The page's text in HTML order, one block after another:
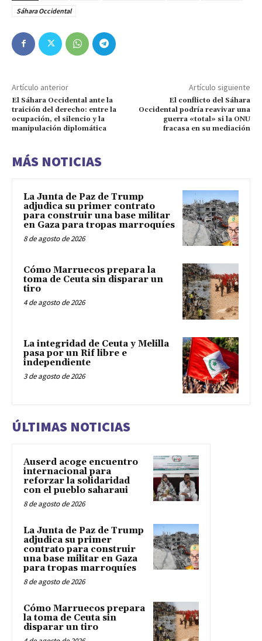
Sáhara Occidental
Artículo anterior
El Sáhara Occidental ante la
traición del derecho: entre la
ocupación, el silencio y la
manipulación diplomática
Artículo siguiente
El conflicto del Sáhara
Occidental podría reavivar una
guerra «total» si la ONU
fracasa en su mediación
MÁS NOTICIAS
La Junta de Paz de Trump
adjudica su primer contrato
para construir una base militar
en Gaza para tropas marroquíes
8 de agosto de 2026
Cómo Marruecos prepara la
toma de Ceuta sin disparar un
tiro
4 de agosto de 2026
La integridad de Ceuta y Melilla
pasa por un Rif libre e
independiente
3 de agosto de 2026
ÚLTIMAS NOTICIAS
Auserd acoge encuentro
internacional para
reforzar la solidaridad
con el pueblo saharaui
8 de agosto de 2026
La Junta de Paz de Trump
adjudica su primer
contrato para construir
una base militar en Gaza
para tropas marroquíes
8 de agosto de 2026
Cómo Marruecos prepara
la toma de Ceuta sin
disparar un tiro